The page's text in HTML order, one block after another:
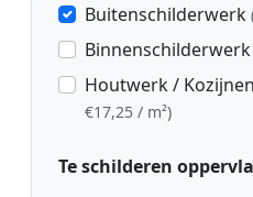
Buitenschilderwerk
Binnenschilderwerk
Houtwerk /
€17,25 / m²)
Te schilderen